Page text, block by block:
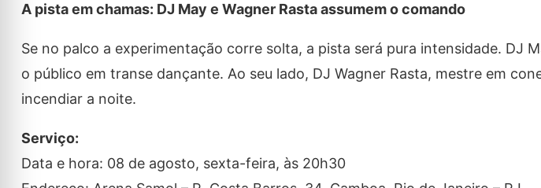
A pista em chamas: DJ May e Wagner Rasta assumem o comando
Se no palco a experimentação corre solta, a pista será pura intensidade. DJ
o público em transe dançante. Ao seu lado, DJ Wagner Rasta, mestre em
incendiar a noite.
Serviço:
Data e hora: 08 de agosto, sexta-feira, às 20h30